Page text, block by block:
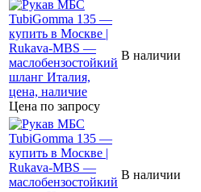
Цена по запросу
В наличии
В наличии